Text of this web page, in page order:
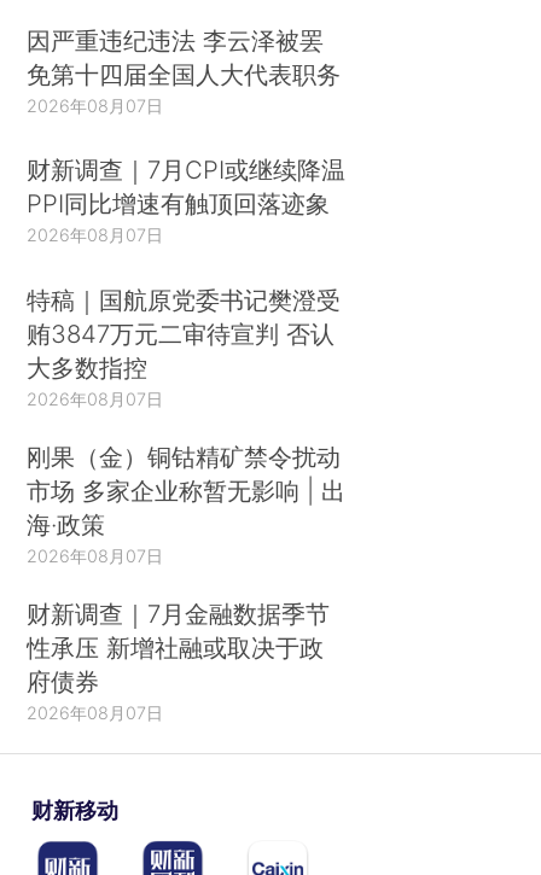
因严重违纪违法 李云泽被罢
免第十四届全国人大代表职务
2026年08月07日
财新调查｜7月CPI或继续降温
PPI同比增速有触顶回落迹象
2026年08月07日
特稿｜国航原党委书记樊澄受
贿3847万元二审待宣判 否认
大多数指控
2026年08月07日
刚果（金）铜钴精矿禁令扰动
市场 多家企业称暂无影响 | 出
海·政策
2026年08月07日
财新调查｜7月金融数据季节
性承压 新增社融或取决于政
府债券
2026年08月07日
财新移动